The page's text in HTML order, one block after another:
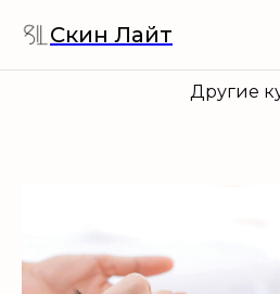
Скин Лайт
Другие